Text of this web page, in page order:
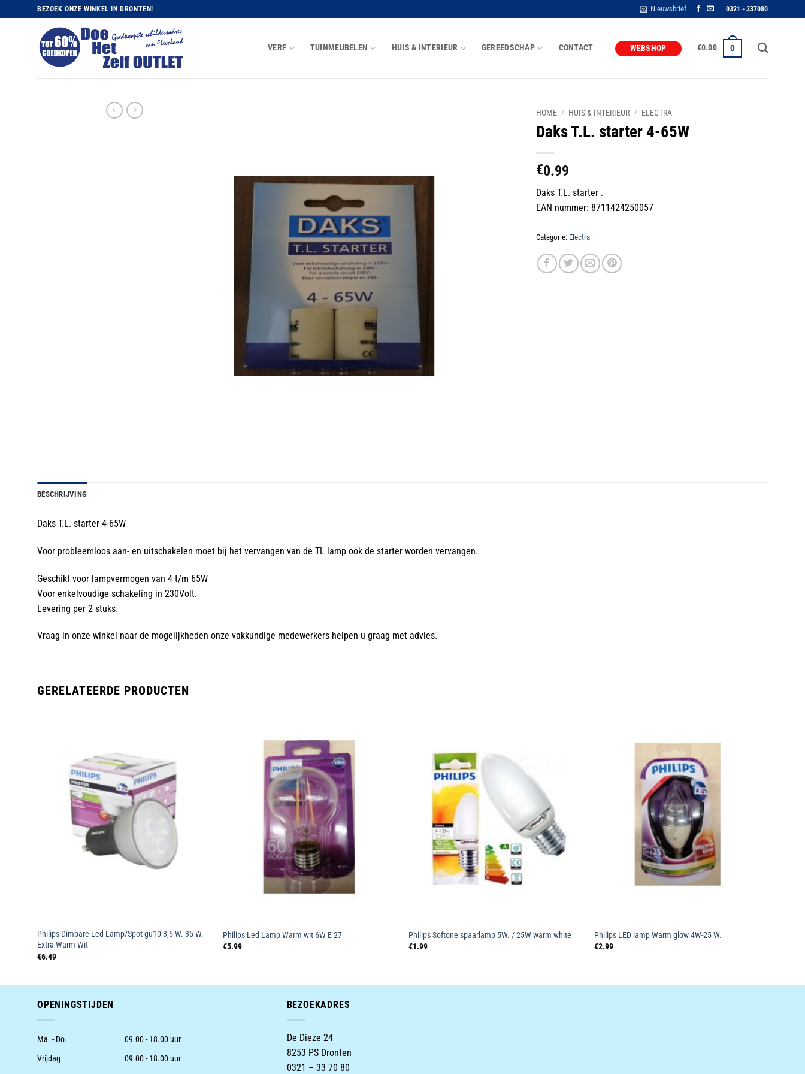
naar
BEZOEK ONZE WINKEL IN DRONTEN! Nieuwsbrief 0321 - 337080
VERF TUINMEUBELEN HUIS & INTERIEUR GEREEDSCHAP CONTACT WEBSHOP €0.00 0
HOME / HUIS & INTERIEUR / ELECTRA
Daks T.L. starter 4-65W
€0.99
Daks T.L. starter .
EAN nummer: 8711424250057
Categorie: Electra
BESCHRIJVING
Daks T.L. starter 4-65W
Voor probleemloos aan- en uitschakelen moet bij het vervangen van de TL lamp ook de starter worden vervangen.
Geschikt voor lampvermogen van 4 t/m 65W
Voor enkelvoudige schakeling in 230Volt.
Levering per 2 stuks.
Vraag in onze winkel naar de mogelijkheden onze vakkundige medewerkers helpen u graag met advies.
GERELATEERDE PRODUCTEN
wenslijst
Philips Dimbare Led Lamp/Spot gu10 3,5 W.-35 W.
Extra Warm Wit
€6.49
Philips Led Lamp Warm wit 6W E 27
€5.99
Philips Softone spaarlamp 5W. / 25W warm white
€1.99
Philips LED lamp Warm glow 4W-25 W.
€2.99
OPENINGSTIJDEN
Ma. - Do.
09.00 - 18.00 uur
Vrijdag
09.00 - 18.00 uur
BEZOEKADRES
De Dieze 24
8253 PS Dronten
0321 – 33 70 80